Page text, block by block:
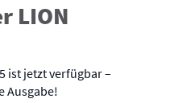
LION
ist jetzt verfügbar –
Ausgabe!